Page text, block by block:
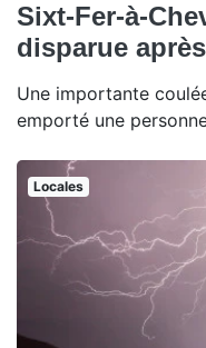
Sixt-Fer-à-
disparue
Une importante
emporté une
Locales